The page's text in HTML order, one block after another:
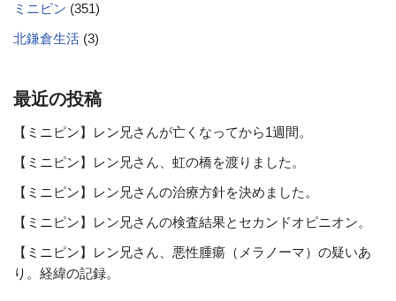
ミニピン (351)
北鎌倉生活 (3)
最近の投稿
【ミニピン】レン兄さんが亡くなってから1週間。
【ミニピン】レン兄さん、虹の橋を渡りました。
【ミニピン】レン兄さんの治療方針を決めました。
【ミニピン】レン兄さんの検査結果とセカンドオピニオン。
【ミニピン】レン兄さん、悪性腫瘍（メラノーマ）の疑いあ
り。経緯の記録。